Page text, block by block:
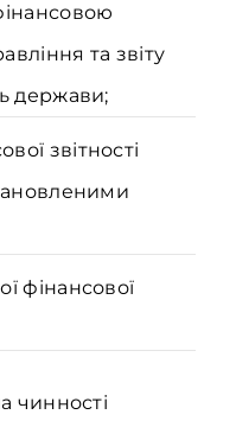
та звіту
держави;
звітності
фінансової
чинності